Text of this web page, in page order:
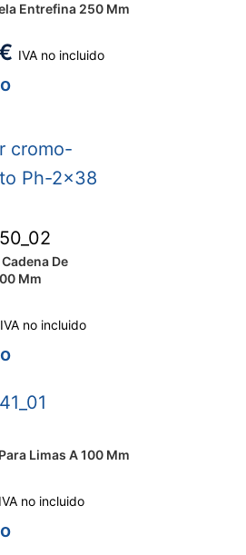
Entrefina 250 Mm
IVA no incluido
De
Mm
IVA no incluido
Limas A 100 Mm
IVA no incluido